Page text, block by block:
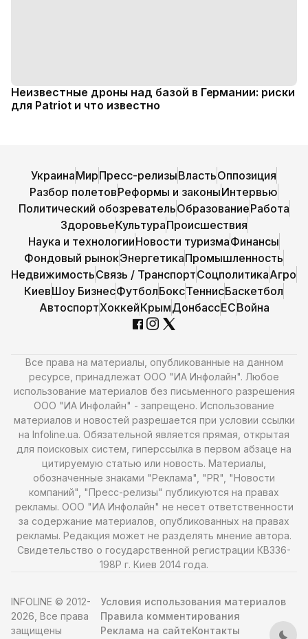
Неизвестные дроны над базой в Германии: риски
для Patriot и что известно
УкраинаМирПресс-релизыВластьОппозиция
Разбор полетовРеформы и законыИнтервью
Политический обозревательОбразованиеРабота
ЗдоровьеКультураПроисшествия
Наука и технологииНовости туризмаФинансы
Фондовый рынокЭнергетикаПромышленность
НедвижимостьСвязь / ТранспортСоцполитикаАгро
КиевШоу БизнесФутболБоксТеннисБаскетбол
АвтоспортХоккейКрымДонбассЕСВойна
Все права на материалы, опубликованные на данном
ресурсе, принадлежат ООО "ИА Инфолайн". Любое
использование материалов без письменного разрешения
ООО "ИА Инфолайн" - запрещено. Использование
материалов и новостей разрешается при условии ссылки
на Infoline.ua. Обязательной является прямая, открытая
для поисковых систем, гиперссылка в первом абзаце на
цитируемую статью или новость. Материалы,
обозначенные знаками "Реклама", "PR", "Новости
компаний", "Пресс-релизы" публикуются на правах
рекламы. ООО "ИА Инфолайн" не несет ответственности
за содержание материалов, опубликованных на правах
рекламы. Редакция может не разделять мнение автора.
Свидетельство о государственной регистрации КВ336-
198Р г. Киев 2014 года.
INFOLINE © 2012-
2026, Все права
защищены
Условия использования материалов
Правила комментирования
Реклама на сайтеКонтакты